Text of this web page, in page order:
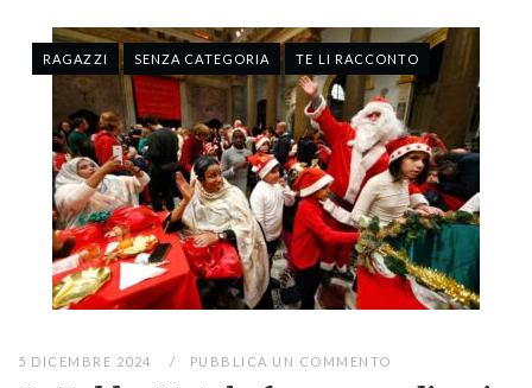
RAGAZZI SENZA CATEGORIA TE LI RACCONTO
5 DICEMBRE 2024 PUBBLICA UN COMMENTO